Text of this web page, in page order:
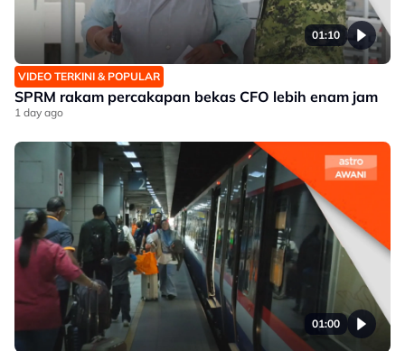
01:10
VIDEO TERKINI & POPULAR
SPRM rakam percakapan bekas CFO lebih enam jam
1 day ago
01:00